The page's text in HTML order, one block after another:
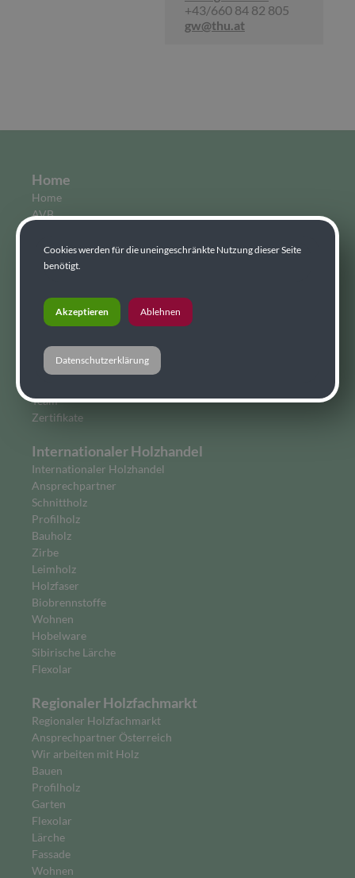
+43/660 84 82 805
gw@thu.at
Home
Home
AVB
Grundsatzerklärung
Holzsplitter
Presse-Info
Unternehmen
Über uns
Team
Zertifikate
Internationaler Holzhandel
Internationaler Holzhandel
Ansprechpartner
Schnittholz
Profilholz
Bauholz
Zirbe
Leimholz
Holzfaser
Biobrennstoffe
Wohnen
Hobelware
Sibirische Lärche
Flexolar
Regionaler Holzfachmarkt
Regionaler Holzfachmarkt
Ansprechpartner Österreich
Wir arbeiten mit Holz
Bauen
Profilholz
Garten
Flexolar
Lärche
Fassade
Wohnen
Cookies werden für die uneingeschränkte Nutzung dieser Seite
benötigt.
Akzeptieren Ablehnen
Datenschutzerklärung